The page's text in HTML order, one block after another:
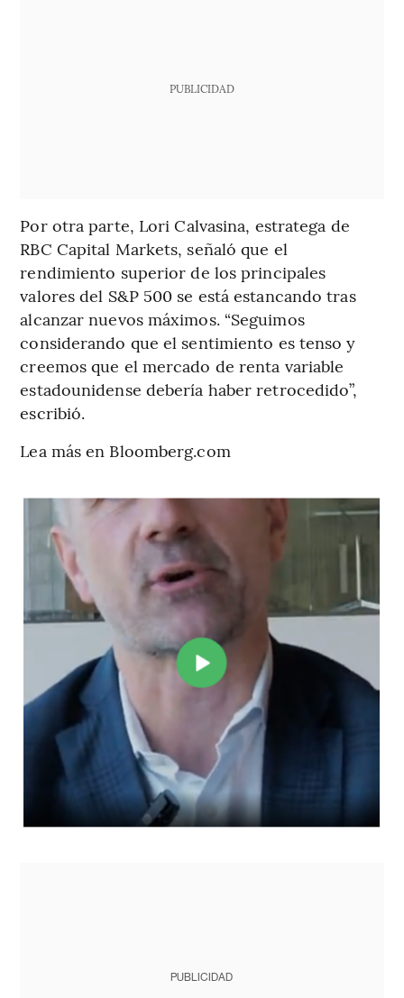
PUBLICIDAD
Por otra parte, Lori Calvasina, estratega de
RBC Capital Markets, señaló que el
rendimiento superior de los principales
valores del S&P 500 se está estancando tras
alcanzar nuevos máximos. “Seguimos
considerando que el sentimiento es tenso y
creemos que el mercado de renta variable
estadounidense debería haber retrocedido”,
escribió.
Lea más en Bloomberg.com
PUBLICIDAD